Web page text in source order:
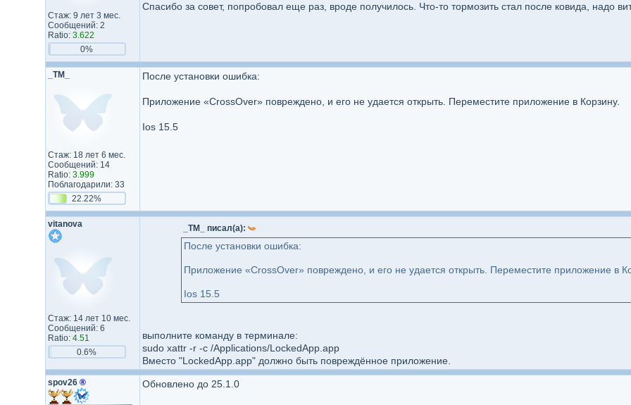
Стаж: 9 лет 3 мес.
Сообщений: 2
Ratio: 3.622
0%
Спасибо за совет, попробовал еще раз, вроде получилось. Что-то тормозить стал после ковида, надо
_TM_
Стаж: 18 лет 6 мес.
Сообщений: 14
Ratio: 3.999
Поблагодарили: 33
22.22%
После установки ошибка:
Приложение «CrossOver» повреждено, и его не удается открыть. Переместите приложение в Корзину.
Ios 15.5
vitanova
Стаж: 14 лет 10 мес.
Сообщений: 6
Ratio: 4.51
0.6%
_TM_ писал(а):
После установки ошибка:
Приложение «CrossOver» повреждено, и его не удается открыть. Переместите приложение в
Ios 15.5
выполните команду в терминале:
sudo xattr -r -c /Applications/LockedApp.app
Вместо "LockedApp.app" должно быть повреждённое приложение.
spov26 ® Обновлено до 25.1.0